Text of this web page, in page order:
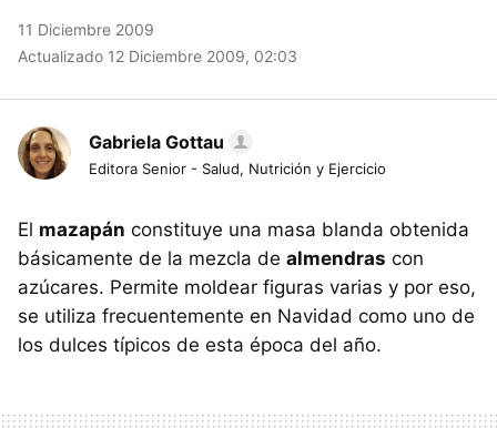
11 Diciembre 2009
Actualizado 12 Diciembre 2009, 02:03
Gabriela Gottau
Editora Senior - Salud, Nutrición y Ejercicio
El mazapán constituye una masa blanda obtenida
básicamente de la mezcla de almendras con
azúcares. Permite moldear figuras varias y por eso,
se utiliza frecuentemente en Navidad como uno de
los dulces típicos de esta época del año.